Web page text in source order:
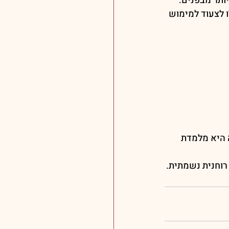
לצעוד למימוש
היא מלמדת
נשמתית.